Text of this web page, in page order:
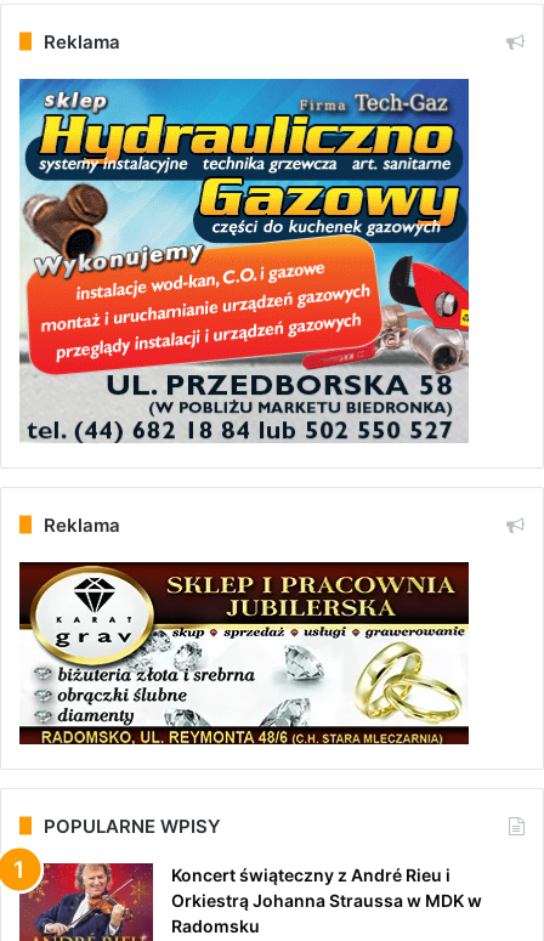
Reklama
Reklama
POPULARNE WPISY
Koncert świąteczny z André Rieu i
Orkiestrą Johanna Straussa w MDK w
Radomsku